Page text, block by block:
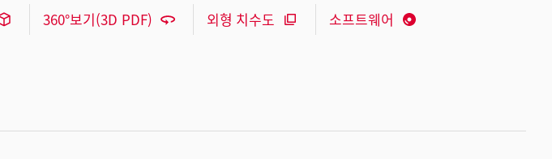
360°보기(3D PDF) 외형 치수도 소프트웨어